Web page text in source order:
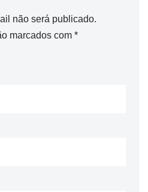
não será publicado.
marcados com *